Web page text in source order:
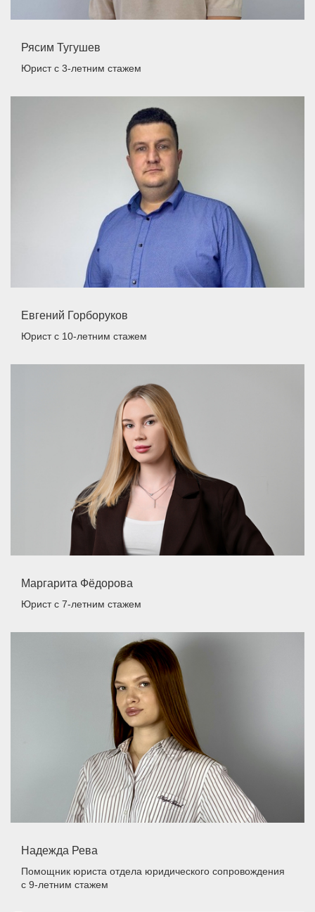
Рясим Тугушев
Юристс 3-летним стажем
Евгений Горборуков
Юристс 10-летним стажем
Маргарита Фёдорова
Юристс 7-летним стажем
Надежда Рева
Помощник юриста отдела юридического сопровождения
с 9-летним стажем